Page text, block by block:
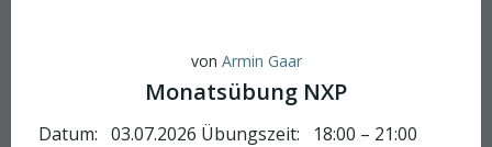
von Armin Gaar
Monatsübung NXP
Datum: 03.07.2026 Übungszeit: 18:00 – 21:00